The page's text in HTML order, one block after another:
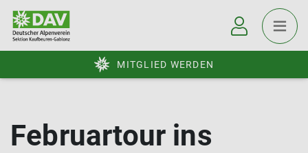
MITGLIED WERDEN
Februartour ins